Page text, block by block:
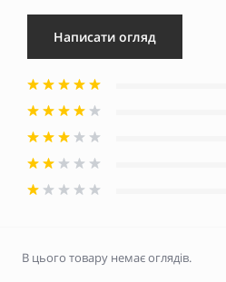
Написати огляд
В цього товару немає оглядів.